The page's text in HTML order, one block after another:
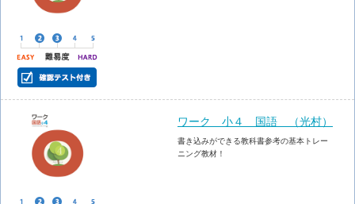
ワーク 小４ 国語 （光村）
書き込みができる教科書参考の基本トレー
ニング教材！